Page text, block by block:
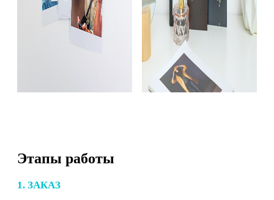
Этапы работы
1. ЗАКАЗ